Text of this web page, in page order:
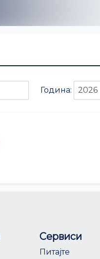
Година:
Сервиси
Питајте